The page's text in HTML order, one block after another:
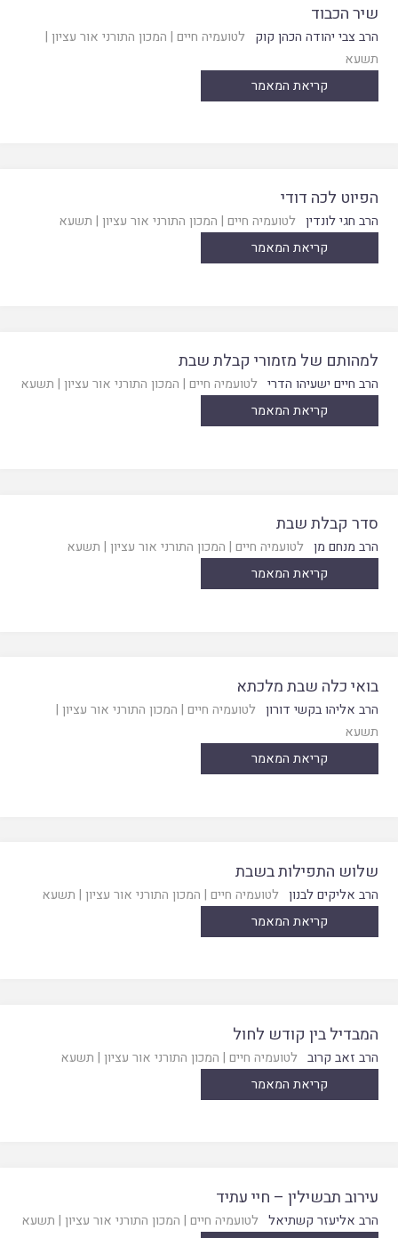
שיר הכבוד
הרב צבי יהודה הכהן קוק לטועמיה חיים | המכון התורני אור עציון |
תשעא
קריאת המאמר
הפיוט לכה דודי
הרב חגי לונדין לטועמיה חיים | המכון התורני אור עציון | תשעא
קריאת המאמר
למהותם של מזמורי קבלת שבת
הרב חיים ישעיהו הדרי לטועמיה חיים | המכון התורני אור עציון | תשעא
קריאת המאמר
סדר קבלת שבת
הרב מנחם מן לטועמיה חיים | המכון התורני אור עציון | תשעא
קריאת המאמר
בואי כלה שבת מלכתא
הרב אליהו בקשי דורון לטועמיה חיים | המכון התורני אור עציון |
תשעא
קריאת המאמר
שלוש התפילות בשבת
הרב אליקים לבנון לטועמיה חיים | המכון התורני אור עציון | תשעא
קריאת המאמר
המבדיל בין קודש לחול
הרב זאב קרוב לטועמיה חיים | המכון התורני אור עציון | תשעא
קריאת המאמר
עירוב תבשילין – חיי עתיד
הרב אליעזר קשתיאל לטועמיה חיים | המכון התורני אור עציון | תשעא